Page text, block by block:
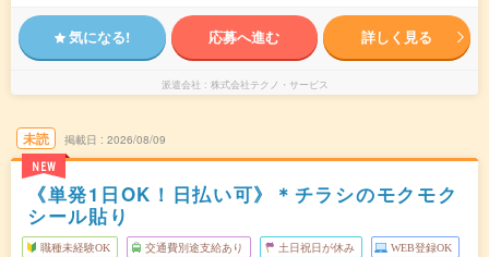
気になる! 応募へ進む 詳しく見る
派遣会社 株式会社テクノ・サービス
未読
NEW
掲載日 2026/08/09
《単発1日OK！日払い可》＊チラシのモクモク
シール貼り
職種未経験OK 交通費別途支給あり 土日祝日が休み WEB登録OK